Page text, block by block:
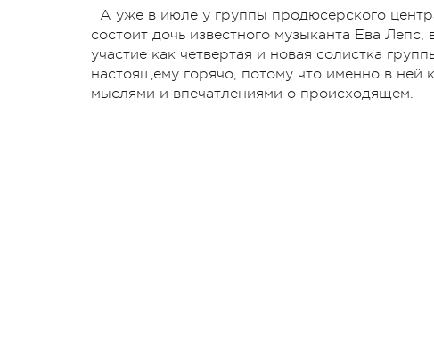
А уже в июле у группы продюсерского
состоит дочь известного музыканта Ева
участие как четвертая и новая солистка
настоящему горячо, потому что именно в ней
мыслями и впечатлениями о происходящем.